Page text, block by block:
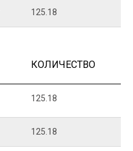
125.18
КОЛИЧЕСТВО
125.18
125.18